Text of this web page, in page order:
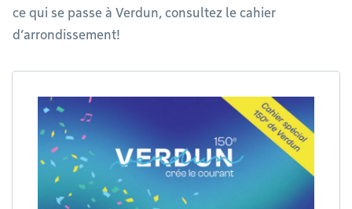
ce qui se passe à Verdun, consultez le cahier
d’arrondissement!